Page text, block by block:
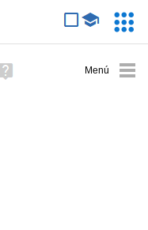
avanzada
Ayuda
(en